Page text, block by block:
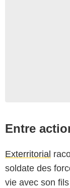
Entre
Exterritorial
soldate des
vie avec son